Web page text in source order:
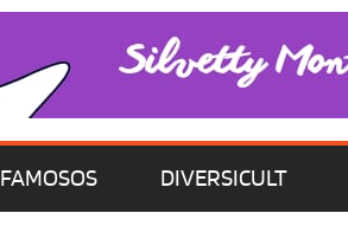
FAMOSOS DIVERSICULT